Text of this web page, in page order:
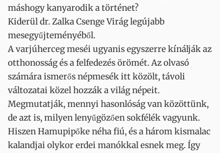
máshogy kanyarodik a történet?
Kiderül dr. Zalka Csenge Virág legújabb
mesegyűjteményéből.
A varjúherceg meséi ugyanis egyszerre kínálják az
otthonosság és a felfedezés örömét. Az olvasó
számára ismerős népmesék itt közölt, távoli
változatai közel hozzák a világ népeit.
Megmutatják, mennyi hasonlóság van közöttünk,
de azt is, milyen lenyűgözően sokfélék vagyunk.
Hiszen Hamupipőke néha fiú, és a három kismalac
kalandjai olykor erdei manókkal esnek meg. Így